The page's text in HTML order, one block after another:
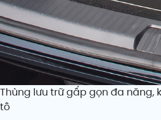
Thùng lưu trữ gấp gọn đa năng,
tô